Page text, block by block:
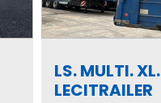
LS. MULTI. XL.
LECITRAILER